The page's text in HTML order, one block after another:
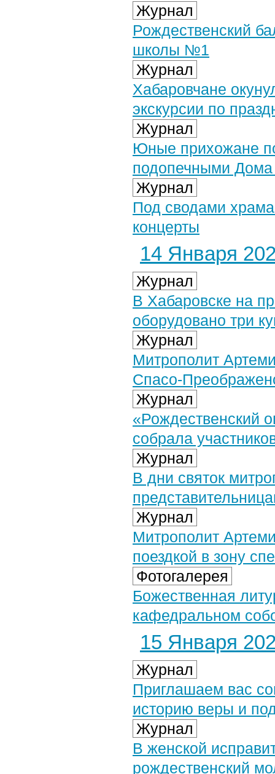
Журнал
Рождественский
школы №1
Журнал
Хабаровчане
экскурсии по
Журнал
Юные прихожане
подопечными
Журнал
Под сводами
концерты
14 Января
Журнал
В Хабаровске на
оборудовано три
Журнал
Митрополит
Спасо-
Журнал
«Рождественский
собрала
Журнал
В дни святок
Журнал
Митрополит
поездкой в зону
Фотогалерея
Божественная
кафедральном
15 Января
Журнал
Приглашаем вас
историю веры и
Журнал
В женской
рождественский